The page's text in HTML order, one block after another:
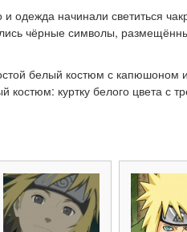
и одежда начинали светиться
чёрные символы,
белый костюм с
костюм: куртку белого цвета